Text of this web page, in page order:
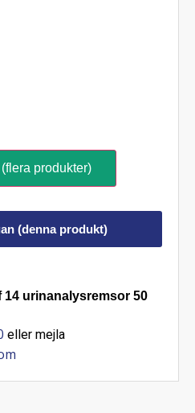
produkter)
(denna produkt)
14 urinanalysremsor 50
eller mejla